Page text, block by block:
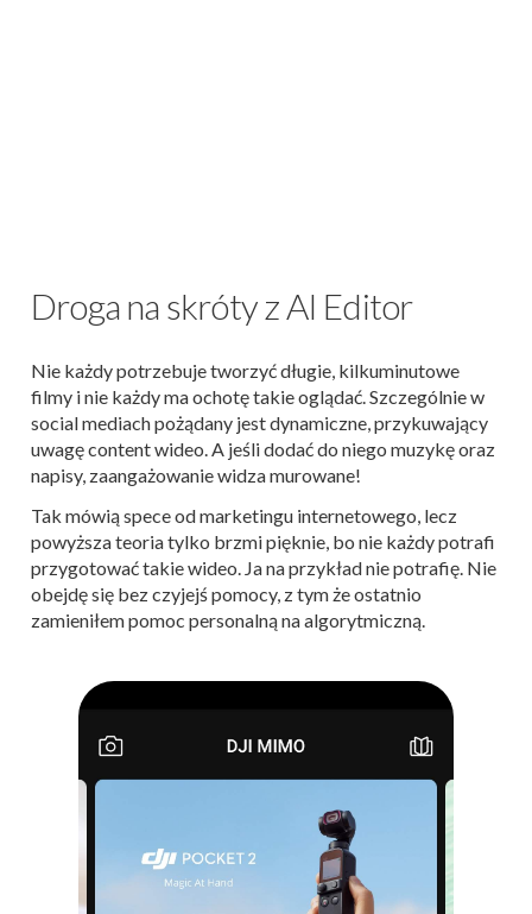
Droga na skróty z AI Editor
Nie każdy potrzebuje tworzyć długie, kilkuminutowe
filmy i nie każdy ma ochotę takie oglądać. Szczególnie w
social mediach pożądany jest dynamiczne, przykuwający
uwagę content wideo. A jeśli dodać do niego muzykę oraz
napisy, zaangażowanie widza murowane!
Tak mówią spece od marketingu internetowego, lecz
powyższa teoria tylko brzmi pięknie, bo nie każdy potrafi
przygotować takie wideo. Ja na przykład nie potrafię. Nie
obejdę się bez czyjejś pomocy, z tym że ostatnio
zamieniłem pomoc personalną na algorytmiczną.